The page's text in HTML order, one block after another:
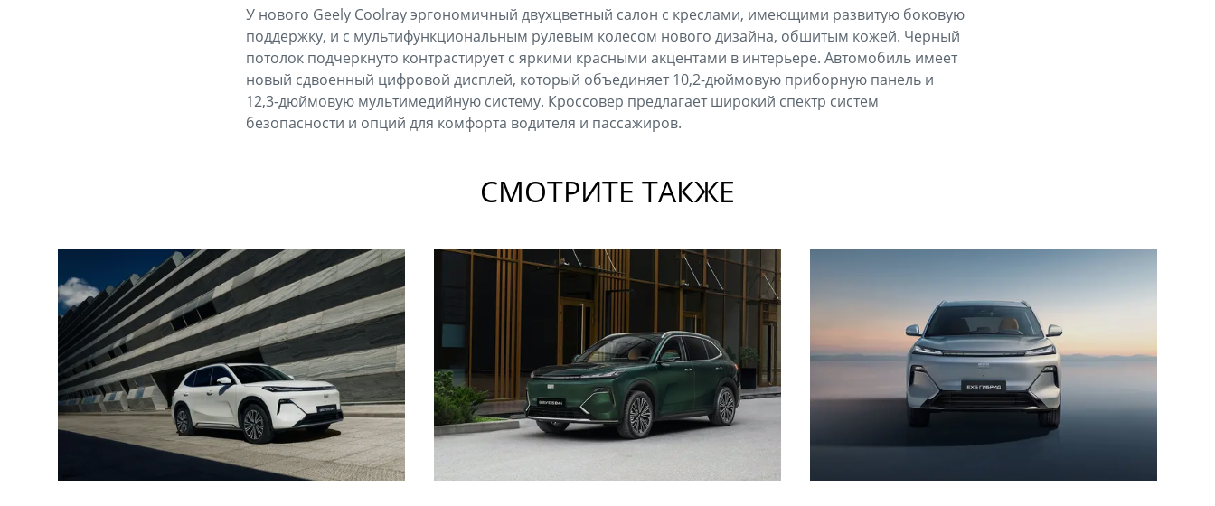
У нового Geely Coolray эргономичный двухцветный салон с креслами, имеющими развитую боковую
поддержку, и с мультифункциональным рулевым колесом нового дизайна, обшитым кожей. Черный
потолок подчеркнуто контрастирует с яркими красными акцентами в интерьере. Автомобиль имеет
новый сдвоенный цифровой дисплей, который объединяет 10,2-дюймовую приборную панель и
12,3-дюймовую мультимедийную систему. Кроссовер предлагает широкий спектр систем
безопасности и опций для комфорта водителя и пассажиров.
СМОТРИТЕ ТАКЖЕ